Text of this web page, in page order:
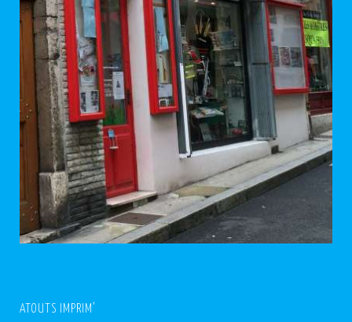
ATOUTS IMPRIM’